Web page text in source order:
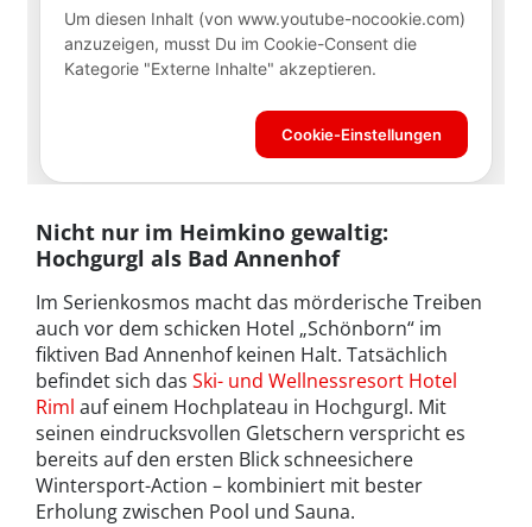
Nicht nur im Heimkino gewaltig:
Hochgurgl als Bad Annenhof
Im Serienkosmos macht das mörderische Treiben
auch vor dem schicken Hotel „Schönborn“ im
fiktiven Bad Annenhof keinen Halt. Tatsächlich
befindet sich das Ski- und Wellnessresort Hotel
Riml auf einem Hochplateau in Hochgurgl. Mit
seinen eindrucksvollen Gletschern verspricht es
bereits auf den ersten Blick schneesichere
Wintersport-Action – kombiniert mit bester
Erholung zwischen Pool und Sauna.